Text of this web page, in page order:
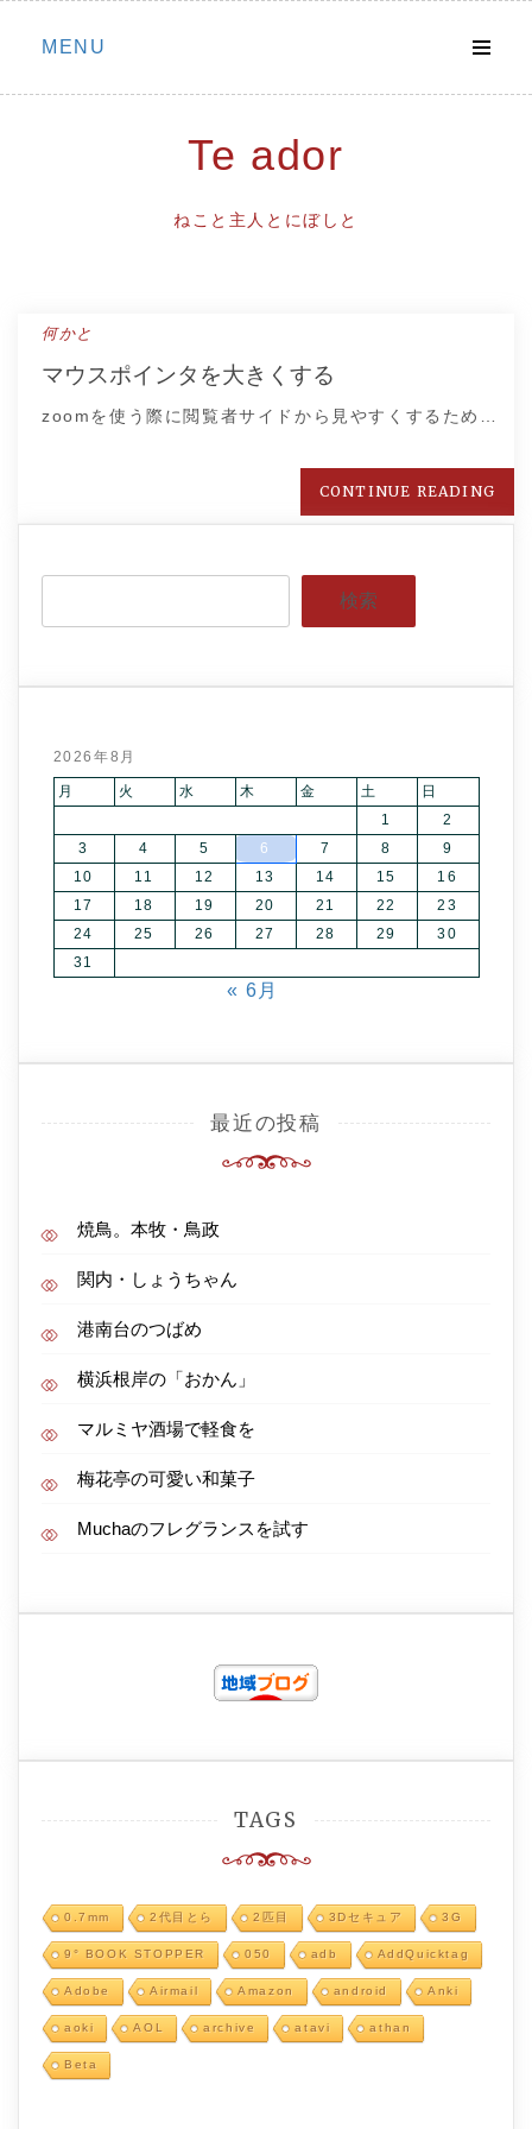
Skip
MENU
Te ador
ねこと主人とにぼしと
何かと
マウスポインタを大きくする
zoomを使う際に閲覧者サイドから見やすくするため…
CONTINUE READING
検索
2026年8月
月 火 水 木 金 土
日
1
2
3
4 5 6 7 8
9
10
11 12 13 14 15
16
17
18 19 20 21 22
23
24
25 26 27 28 29
30
31
« 6月
最近の投稿
焼鳥。本牧・鳥政
関内・しょうちゃん
港南台のつばめ
横浜根岸の「おかん」
マルミヤ酒場で軽食を
梅花亭の可愛い和菓子
Muchaのフレグランスを試す
TAGS
0.7mm 2代目とら 2匹目 3Dセキュア 3G
9° BOOK STOPPER 050 adb AddQuicktag
Adobe Airmail Amazon android Anki
aoki AOL archive atavi athan
Beta